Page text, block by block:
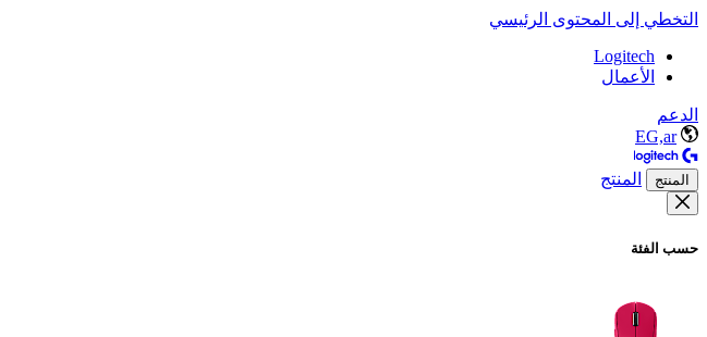
التخطي إلى المحتوى الرئيسي
Logitech
الأعمال
الدعم
EG,ar
المنتج المنتج
حسب الفئة